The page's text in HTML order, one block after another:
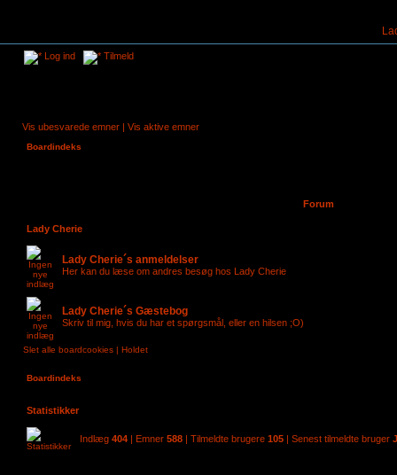
Log ind Tilmeld
Vis ubesvarede emner | Vis aktive emner
Boardindeks
Forum
Lady Cherie
Lady Cherie´s anmeldelser
Her kan du læse om andres besøg hos Lady Cherie
Lady Cherie´s Gæstebog
Skriv til mig, hvis du har et spørgsmål, eller en hilsen ;O)
Slet alle boardcookies | Holdet
Boardindeks
Statistikker
Indlæg 404 | Emner 588 | Tilmeldte brugere 105 | Senest tilmeldte bruger